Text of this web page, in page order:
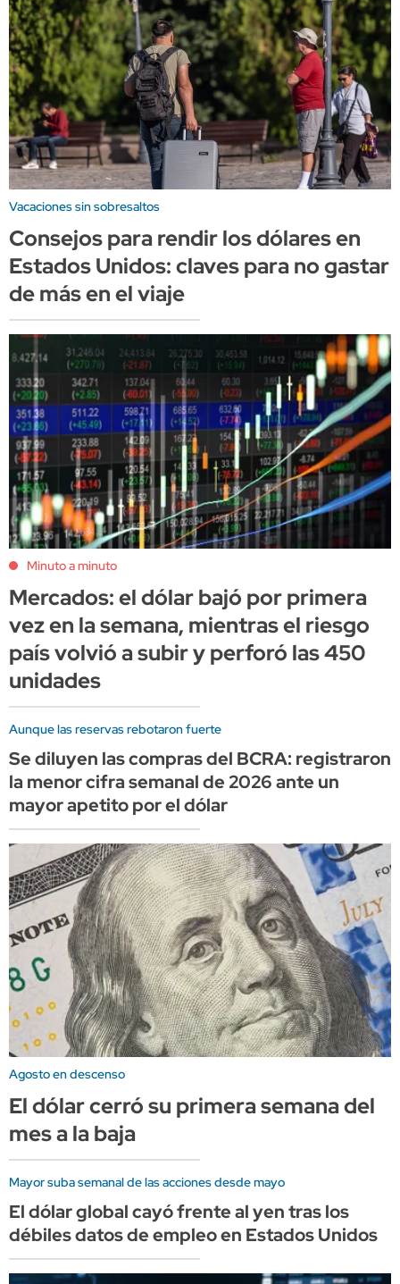
Vacaciones sin sobresaltos
Consejos para rendir los dólares en
Estados Unidos: claves para no gastar
de más en el viaje
Minuto a minuto
Mercados: el dólar bajó por primera
vez en la semana, mientras el riesgo
país volvió a subir y perforó las 450
unidades
Aunque las reservas rebotaron fuerte
Se diluyen las compras del BCRA: registraron
la menor cifra semanal de 2026 ante un
mayor apetito por el dólar
Agosto en descenso
El dólar cerró su primera semana del
mes a la baja
Mayor suba semanal de las acciones desde mayo
El dólar global cayó frente al yen tras los
débiles datos de empleo en Estados Unidos